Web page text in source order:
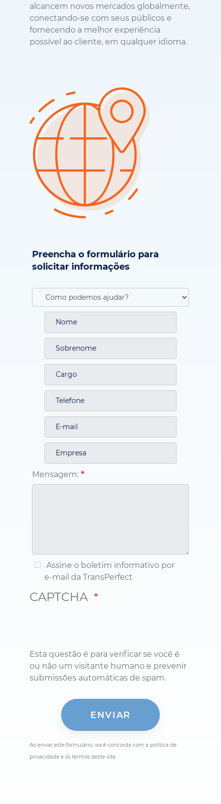
alcancem novos mercados globalmente,
conectando-se com seus públicos e
fornecendo a melhor experiência
possível ao cliente, em qualquer idioma.
Preencha o formulário para
solicitar informações
Mensagem:
Assine o boletim informativo por
e-mail da TransPerfect
CAPTCHA
Esta questão é para verificar se você é
ou não um visitante humano e prevenir
submissões automáticas de spam.
Ao enviar este formulário, você concorda com a política de
privacidade e os termos deste site.